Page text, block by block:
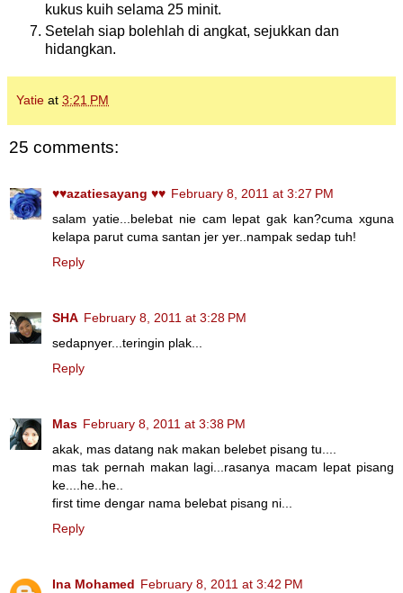
kukus kuih selama 25 minit.
Setelah siap bolehlah di angkat, sejukkan dan
hidangkan.
Yatie at 3:21 PM
25 comments:
♥♥azatiesayang ♥♥ February 8, 2011 at 3:27 PM
salam yatie...belebat nie cam lepat gak kan?cuma xguna
kelapa parut cuma santan jer yer..nampak sedap tuh!
Reply
SHA February 8, 2011 at 3:28 PM
sedapnyer...teringin plak...
Reply
Mas February 8, 2011 at 3:38 PM
akak, mas datang nak makan belebet pisang tu....
mas tak pernah makan lagi...rasanya macam lepat pisang
ke....he..he..
first time dengar nama belebat pisang ni...
Reply
Ina Mohamed February 8, 2011 at 3:42 PM